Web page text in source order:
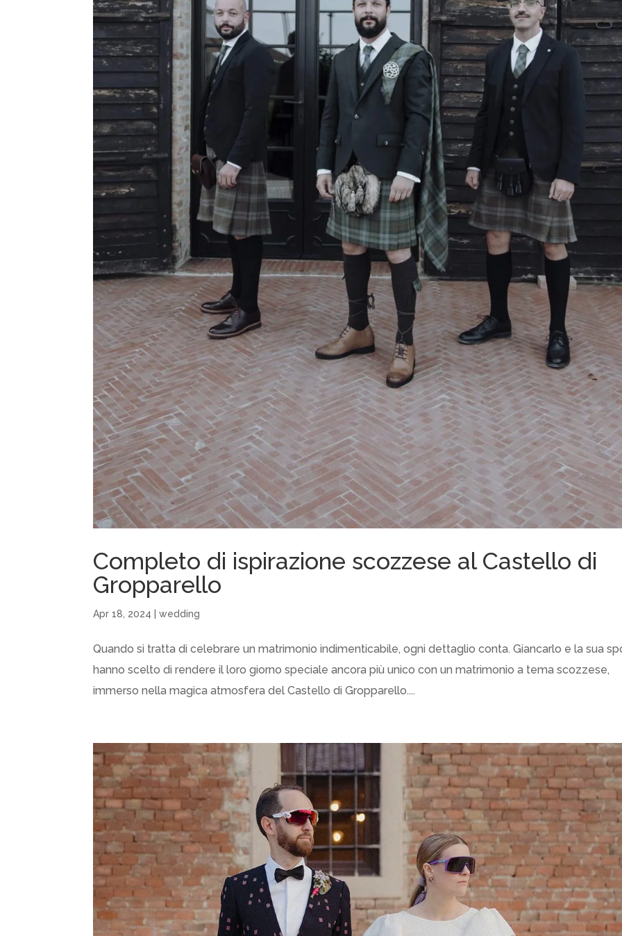
Completo di ispirazione scozzese al Castello di
Gropparello
Apr 18, 2024 |wedding
Quando si tratta di celebrare un matrimonio indimenticabile, ogni dettaglio conta. Giancarlo e la sua
hanno scelto di rendere il loro giorno speciale ancora più unico con un matrimonio a tema scozzese,
immerso nella magica atmosfera del Castello di Gropparello....